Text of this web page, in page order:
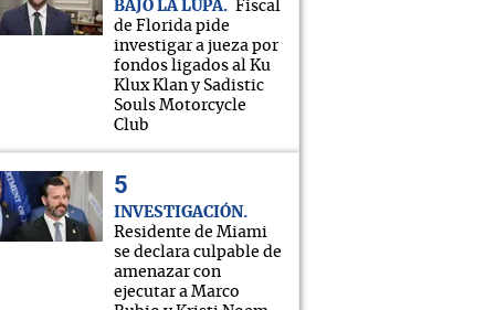
BAJO LA LUPA
Fiscal
de Florida pide
investigar a jueza por
fondos ligados al Ku
Klux Klan y Sadistic
Souls Motorcycle
Club
INVESTIGACIÓN
Residente de Miami
se declara culpable de
amenazar con
ejecutar a Marco